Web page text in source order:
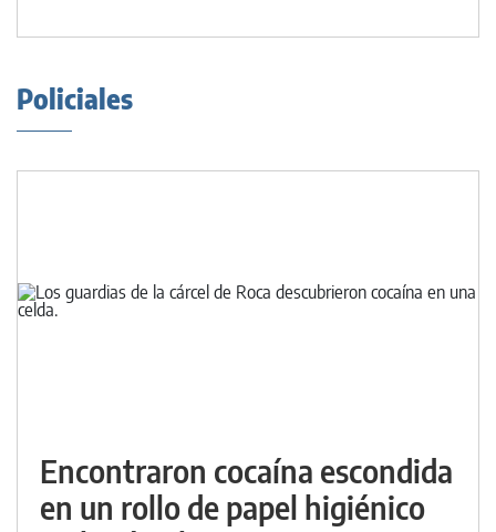
Policiales
Encontraron cocaína escondida
en un rollo de papel higiénico